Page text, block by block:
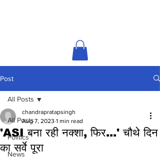
Post
All Posts
Politics
News
All Posts
'ASI बना रही नक्‍शा, फिर...' चौथे दिन
का सर्वे पूरा
chandrapratapsingh
Aug 7, 2023 1 min read